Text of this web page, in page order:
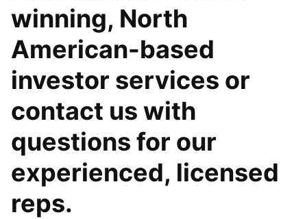
winning, North
American-based
investor services or
contact us with
questions for our
experienced, licensed
reps.